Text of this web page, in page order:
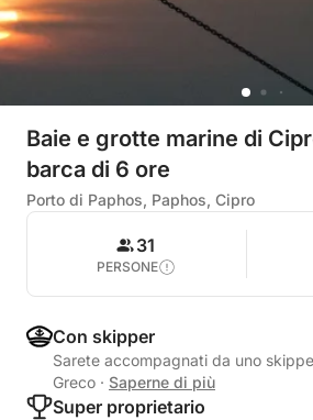
Baie e grotte marine di
barca di 6 ore
Porto di Paphos, Paphos, Cipro
31
PERSONE
Con skipper
Sarete accompagnati da uno
Greco · Saperne di più
Super proprietario